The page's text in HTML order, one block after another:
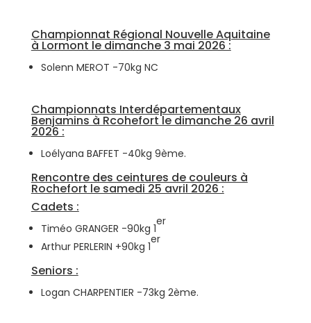
Championnat Régional Nouvelle Aquitaine
à Lormont le dimanche 3 mai 2026 :
Solenn MEROT -70kg NC
Championnats Interdépartementaux
Benjamins à Rcohefort le dimanche 26 avril
2026 :
Loélyana BAFFET -40kg 9ème.
Rencontre des ceintures de couleurs à
Rochefort le samedi 25 avril 2026 :
Cadets :
Timéo GRANGER -90kg 1
er
Arthur PERLERIN +90kg 1
er
Seniors :
Logan CHARPENTIER -73kg 2ème.